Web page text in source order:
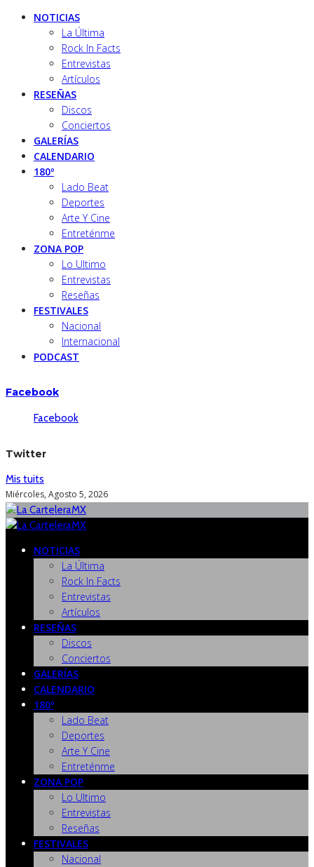
NOTICIAS
La Última
Rock In Facts
Entrevistas
Artículos
RESEÑAS
Discos
Conciertos
GALERÍAS
CALENDARIO
180º
Lado Beat
Deportes
Arte Y Cine
Entreténme
ZONA POP
Lo Ultimo
Entrevistas
Reseñas
FESTIVALES
Nacional
Internacional
PODCAST
Facebook
Facebook
Twitter
Mis tuits
Miércoles, Agosto 5, 2026
NOTICIAS
La Última
Rock In Facts
Entrevistas
Artículos
RESEÑAS
Discos
Conciertos
GALERÍAS
CALENDARIO
180º
Lado Beat
Deportes
Arte Y Cine
Entreténme
ZONA POP
Lo Ultimo
Entrevistas
Reseñas
FESTIVALES
Nacional